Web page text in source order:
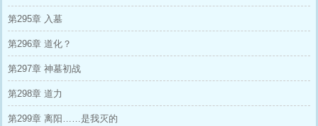
第295章 入墓
第296章 道化？
第297章 神墓初战
第298章 道力
第299章 离阳……是我灭的